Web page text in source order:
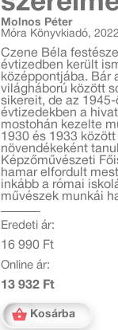
Czene
Molnos Péter
Móra Könyvkiadó,
Czene Béla
évtizedben került
középpontjába. Bár
világháború között
sikereit, de az
évtizedekben a
mostohán kezelte
1930 és 1933
növendékeként
Képzőművészeti
hamar elfordult
inkább a római
művészek munkái
Eredeti ár:
16 990 Ft
Online ár:
13 932 Ft
Kosárba